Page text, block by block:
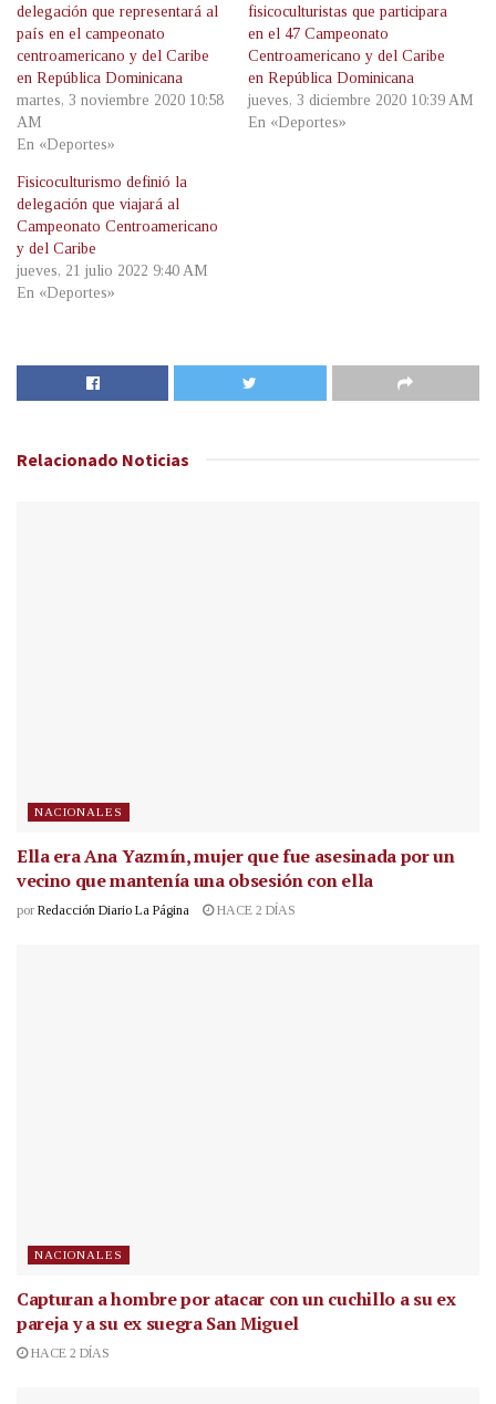
delegación que representará al
país en el campeonato
centroamericano y del Caribe
en República Dominicana
martes, 3 noviembre 2020 10:58
AM
En «Deportes»
fisicoculturistas que participara
en el 47 Campeonato
Centroamericano y del Caribe
en República Dominicana
jueves, 3 diciembre 2020 10:39 AM
En «Deportes»
Fisicoculturismo definió la
delegación que viajará al
Campeonato Centroamericano
y del Caribe
jueves, 21 julio 2022 9:40 AM
En «Deportes»
Relacionado Noticias
NACIONALES
Ella era Ana Yazmín, mujer que fue asesinada por un
vecino que mantenía una obsesión con ella
por Redacción Diario La Página HACE 2 DÍAS
NACIONALES
Capturan a hombre por atacar con un cuchillo a su ex
pareja y a su ex suegra San Miguel
HACE 2 DÍAS